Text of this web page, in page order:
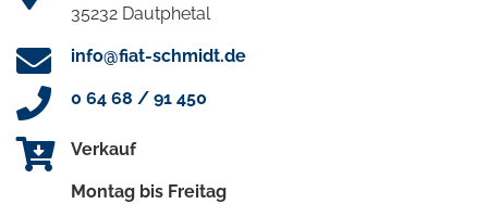
35232 Dautphetal
info@fiat-schmidt.de
0 64 68 / 91 450
Verkauf
Montag bis Freitag